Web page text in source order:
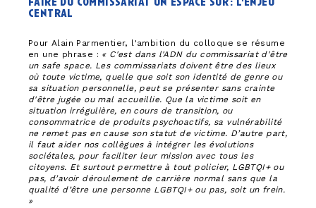
central
Pour Alain Parmentier, l'ambition du colloque se résume
en une phrase : « C'est dans l'ADN du commissariat d'être
un safe space. Les commissariats doivent être des lieux
où toute victime, quelle que soit son identité de genre ou
sa situation personnelle, peut se présenter sans crainte
d'être jugée ou mal accueillie. Que la victime soit en
situation irrégulière, en cours de transition, ou
consommatrice de produits psychoactifs, sa vulnérabilité
ne remet pas en cause son statut de victime. D’autre part,
il faut aider nos collègues à intégrer les évolutions
sociétales, pour faciliter leur mission avec tous les
citoyens. Et surtout permettre à tout policier, LGBTQI+ ou
pas, d’avoir déroulement de carrière normal sans que la
qualité d’être une personne LGBTQI+ ou pas, soit un frein.
»